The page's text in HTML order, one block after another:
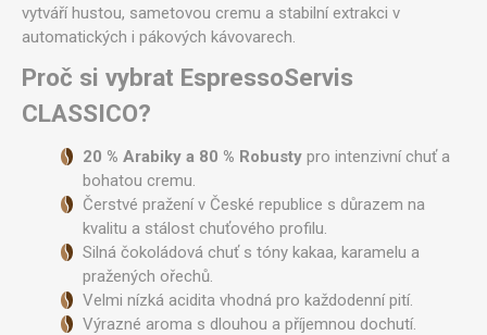
vytváří hustou, sametovou cremu a stabilní extrakci v
automatických i pákových kávovarech.
Proč si vybrat EspressoServis
CLASSICO?
20 % Arabiky a 80 % Robusty pro intenzivní chuť a
bohatou cremu.
Čerstvé pražení v České republice s důrazem na
kvalitu a stálost chuťového profilu.
Silná čokoládová chuť s tóny kakaa, karamelu a
pražených ořechů.
Velmi nízká acidita vhodná pro každodenní pití.
Výrazné aroma s dlouhou a příjemnou dochutí.